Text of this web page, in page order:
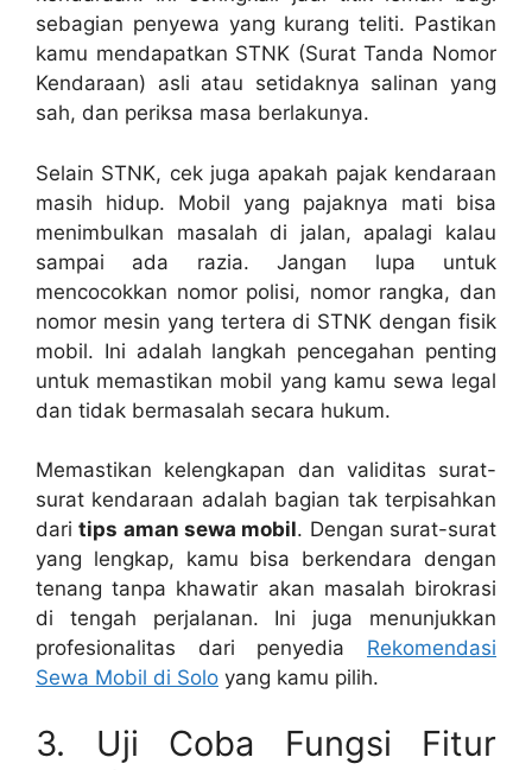
sebagian penyewa yang kurang teliti. Pastikan
kamu mendapatkan STNK (Surat Tanda Nomor
Kendaraan) asli atau setidaknya salinan yang
sah, dan periksa masa berlakunya.
Selain STNK, cek juga apakah pajak kendaraan
masih hidup. Mobil yang pajaknya mati bisa
menimbulkan masalah di jalan, apalagi kalau
sampai ada razia. Jangan lupa untuk
mencocokkan nomor polisi, nomor rangka, dan
nomor mesin yang tertera di STNK dengan fisik
mobil. Ini adalah langkah pencegahan penting
untuk memastikan mobil yang kamu sewa legal
dan tidak bermasalah secara hukum.
Memastikan kelengkapan dan validitas surat-
surat kendaraan adalah bagian tak terpisahkan
daritips aman sewa mobil. Dengan surat-surat
yang lengkap, kamu bisa berkendara dengan
tenang tanpa khawatir akan masalah birokrasi
di tengah perjalanan. Ini juga menunjukkan
profesionalitas dari penyedia Rekomendasi
Sewa Mobil di Solo yang kamu pilih.
3. Uji Coba Fungsi Fitur